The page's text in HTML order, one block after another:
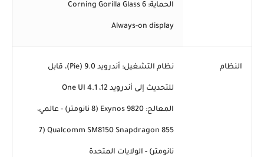
الحماية: Corning Gorilla Glass 6
Always-on display
النظام نظام التشغيل: أندرويد 9.0 (Pie)، قابل
للتحديث إلى أندرويد 12، One UI 4.1
المعالج: Exynos 9820 (8 نانومتر) - عالمي،
Qualcomm SM8150 Snapdragon 855 (7
نانومتر) - الولايات المتحدة